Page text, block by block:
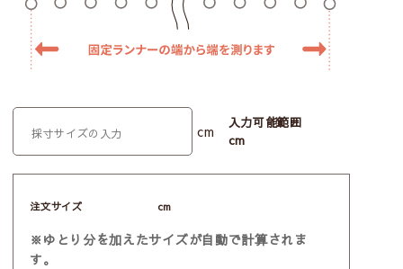
cm
入力可能範囲
cm
注文サイズ cm
※ゆとり分を加えたサイズが自動で計算されま
す。